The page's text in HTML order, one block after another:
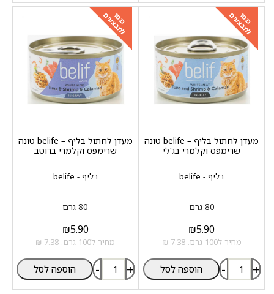
כנסו
למבצעים
בליף - belife
מעדן לחתול בליף – belife טונה
שרימפס וקלמרי בג'לי
80 גרם
₪5.90
מחיר ל100 גרם: 7.38 ₪
- + הוספה לסל
כנסו
למבצעים
בליף - belife
מעדן לחתול בליף – belife טונה
שרימפס וקלמרי ברוטב
80 גרם
₪5.90
מחיר ל100 גרם: 7.38 ₪
- + הוספה לסל